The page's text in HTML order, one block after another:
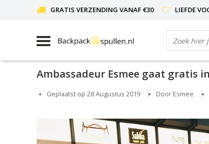
GRATIS VERZENDING VANAF €30 LIEFDE
Ambassadeur Esmee gaat gratis
Geplaatst op 28 Augustus 2019 Door Esmee